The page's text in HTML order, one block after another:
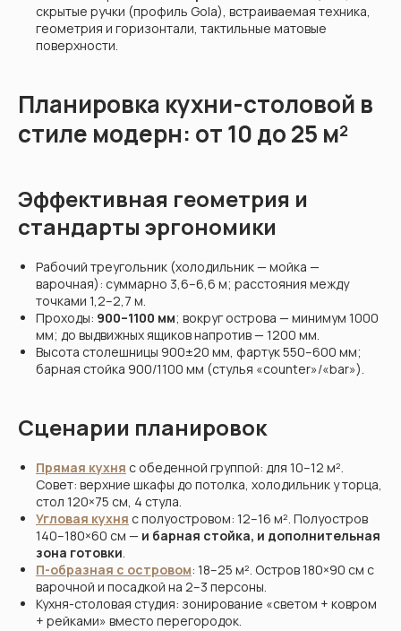
скрытые ручки (профиль Gola), встраиваемая техника,
геометрия и горизонтали, тактильные матовые
поверхности.
Планировка кухни-столовой в
стиле модерн: от 10 до 25 м²
Эффективная геометрия и
стандарты эргономики
Рабочий треугольник (холодильник — мойка —
варочная): суммарно 3,6–6,6 м; расстояния между
точками 1,2–2,7 м.
Проходы: 900–1100 мм; вокруг острова — минимум 1000
мм; до выдвижных ящиков напротив — 1200 мм.
Высота столешницы 900±20 мм, фартук 550–600 мм;
барная стойка 900/1100 мм (стулья «counter»/«bar»).
Сценарии планировок
Прямая кухня с обеденной группой: для 10–12 м².
Совет: верхние шкафы до потолка, холодильник у торца,
стол 120×75 см, 4 стула.
Угловая кухня с полуостровом: 12–16 м². Полуостров
140–180×60 см — и барная стойка, и дополнительная
зона готовки.
П-образная с островом: 18–25 м². Остров 180×90 см с
варочной и посадкой на 2–3 персоны.
Кухня-столовая студия: зонирование «светом + ковром
+ рейками» вместо перегородок.